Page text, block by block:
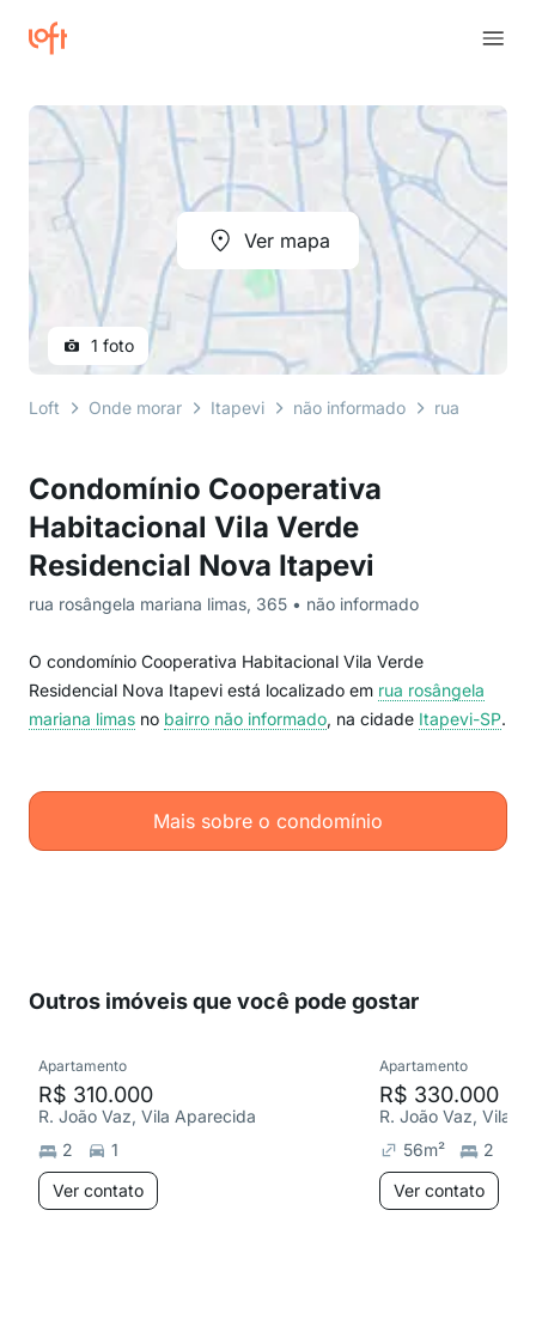
Condomínio Cooperativa
Habitacional Vila Verde
Residencial Nova Itapevi
rua rosângela mariana limas, 365 • não informado
O condomínio Cooperativa Habitacional Vila Verde
Residencial Nova Itapevi está localizado em rua rosângela
mariana limas no bairro não informado, na cidade Itapevi-SP.
Mais sobre o condomínio
Ver mapa
1 foto
Loft Onde morar Itapevi não informado rua
Outros imóveis que você pode gostar
Apartamento
R$ 310.000
R. João Vaz, Vila Aparecida
2
1
Ver contato
Apartamento
R$ 330.000
R. João Vaz, Vila
56m² 2
Ver contato